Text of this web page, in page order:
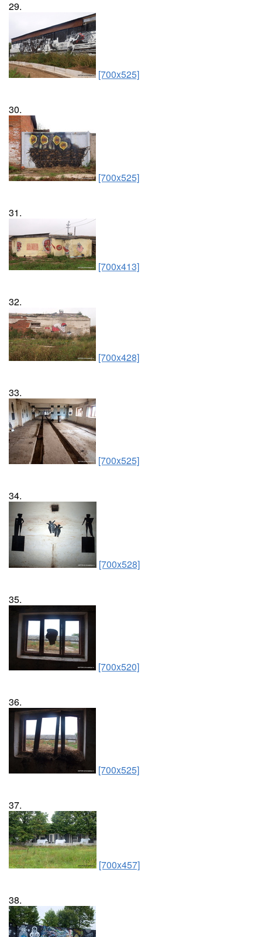
29.
[700x525]
30.
[700x525]
31.
[700x413]
32.
[700x428]
33.
[700x525]
34.
[700x528]
35.
[700x520]
36.
[700x525]
37.
[700x457]
38.